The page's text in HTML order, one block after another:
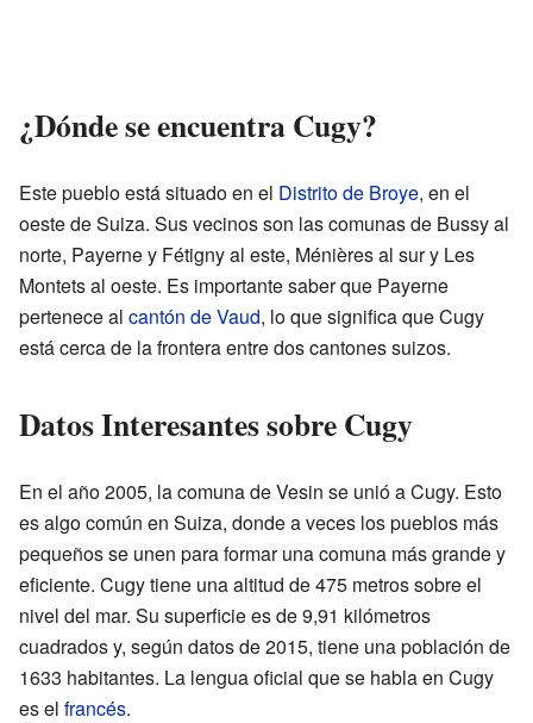
¿Dónde se encuentra Cugy?
Este pueblo está situado en el Distrito de Broye, en el
oeste de Suiza. Sus vecinos son las comunas de Bussy al
norte, Payerne y Fétigny al este, Ménières al sur y Les
Montets al oeste. Es importante saber que Payerne
pertenece al cantón de Vaud, lo que significa que Cugy
está cerca de la frontera entre dos cantones suizos.
Datos Interesantes sobre Cugy
En el año 2005, la comuna de Vesin se unió a Cugy. Esto
es algo común en Suiza, donde a veces los pueblos más
pequeños se unen para formar una comuna más grande y
eficiente. Cugy tiene una altitud de 475 metros sobre el
nivel del mar. Su superficie es de 9,91 kilómetros
cuadrados y, según datos de 2015, tiene una población de
1633 habitantes. La lengua oficial que se habla en Cugy
es el francés.